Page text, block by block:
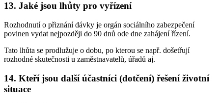
13. Jaké jsou lhůty pro vyřízení
Rozhodnutí o přiznání dávky je orgán sociálního zabezpečení
povinen vydat nejpozději do 90 dnů ode dne zahájení řízení.
Tato lhůta se prodlužuje o dobu, po kterou se např. došetřují
rozhodné skutečnosti u zaměstnavatelů, úřadů aj.
14. Kteří jsou další účastníci (dotčení) řešení životní
situace